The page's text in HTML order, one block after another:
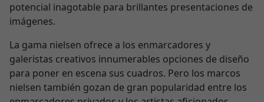
potencial inagotable para brillantes presentaciones de
imágenes.
La gama nielsen ofrece a los enmarcadores y
galeristas creativos innumerables opciones de diseño
para poner en escena sus cuadros. Pero los marcos
nielsen también gozan de gran popularidad entre los